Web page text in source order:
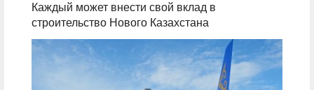
Каждый может внести свой вклад в
строительство Нового Казахстана